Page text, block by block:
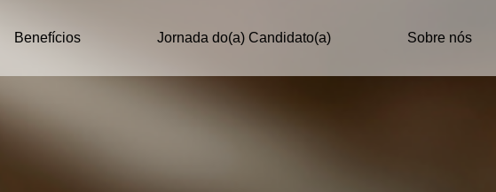
Benefícios Jornada do(a) Candidato(a) Sobre nós